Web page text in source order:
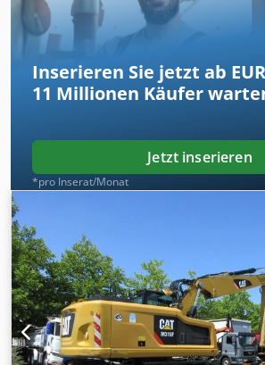
Inserieren Sie jetzt ab
11 Millionen Käufer
Jetzt inserieren
*pro Inserat/Monat